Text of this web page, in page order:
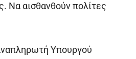
Να αισθανθούν πολίτες
Υπουργού